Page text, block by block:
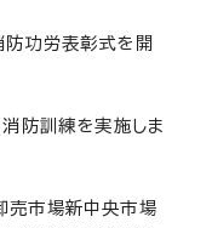
功労表彰式を開
消防訓練を実施しま
売市場新中央市場